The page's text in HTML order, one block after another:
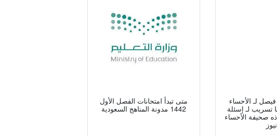
متى تبدأ امتحانات الفصل الأول
1442 مدونة المناهج السعودية
لـ الأحساء
تسريب لـ إسئلة
صحيفة الأحساء
نيوز